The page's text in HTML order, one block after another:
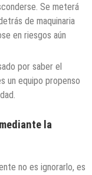
Se meterá
de maquinaria
en riesgos aún
por saber el
un equipo propenso
la
no es ignorarlo, es